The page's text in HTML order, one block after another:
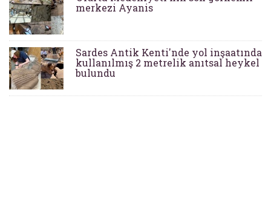
merkezi Ayanis
Sardes Antik Kenti'nde yol inşaatında
kullanılmış 2 metrelik anıtsal heykel
bulundu